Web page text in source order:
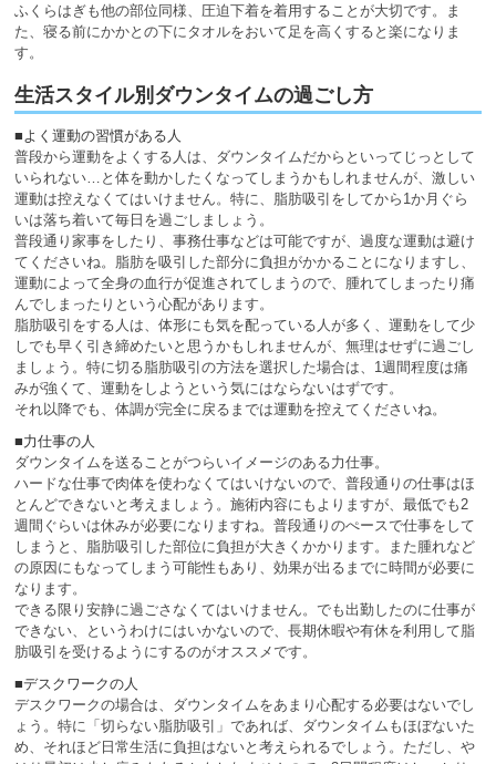
ふくらはぎも他の部位同様、圧迫下着を着用することが大切です。ま
た、寝る前にかかとの下にタオルをおいて足を高くすると楽になりま
す。
生活スタイル別ダウンタイムの過ごし方
■よく運動の習慣がある人
普段から運動をよくする人は、ダウンタイムだからといってじっとして
いられない…と体を動かしたくなってしまうかもしれませんが、激しい
運動は控えなくてはいけません。特に、脂肪吸引をしてから1か月ぐら
いは落ち着いて毎日を過ごしましょう。
普段通り家事をしたり、事務仕事などは可能ですが、過度な運動は避け
てくださいね。脂肪を吸引した部分に負担がかかることになりますし、
運動によって全身の血行が促進されてしまうので、腫れてしまったり痛
んでしまったりという心配があります。
脂肪吸引をする人は、体形にも気を配っている人が多く、運動をして少
しでも早く引き締めたいと思うかもしれませんが、無理はせずに過ごし
ましょう。特に切る脂肪吸引の方法を選択した場合は、1週間程度は痛
みが強くて、運動をしようという気にはならないはずです。
それ以降でも、体調が完全に戻るまでは運動を控えてくださいね。
■力仕事の人
ダウンタイムを送ることがつらいイメージのある力仕事。
ハードな仕事で肉体を使わなくてはいけないので、普段通りの仕事はほ
とんどできないと考えましょう。施術内容にもよりますが、最低でも2
週間ぐらいは休みが必要になりますね。普段通りのぺースで仕事をして
しまうと、脂肪吸引した部位に負担が大きくかかります。また腫れなど
の原因にもなってしまう可能性もあり、効果が出るまでに時間が必要に
なります。
できる限り安静に過ごさなくてはいけません。でも出勤したのに仕事が
できない、というわけにはいかないので、長期休暇や有休を利用して脂
肪吸引を受けるようにするのがオススメです。
■デスクワークの人
デスクワークの場合は、ダウンタイムをあまり心配する必要はないでし
ょう。特に「切らない脂肪吸引」であれば、ダウンタイムもほぼないた
め、それほど日常生活に負担はないと考えられるでしょう。ただし、や